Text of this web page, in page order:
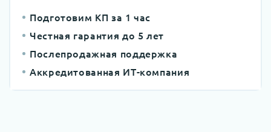
Подготовим КП за 1 час
Честная гарантия до 5 лет
Послепродажная поддержка
Аккредитованная ИТ-компания